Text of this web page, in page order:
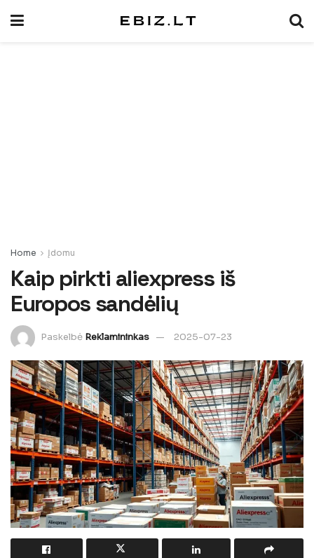
Home Įdomu
Kaip pirkti aliexpress iš
Europos sandėlių
Paskelbė Reklamininkas 2025-07-23